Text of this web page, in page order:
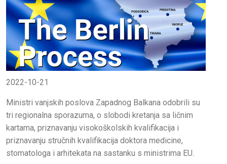
2022-10-21
Ministri vanjskih poslova Zapadnog Balkana odobrili su
tri regionalna sporazuma, o slobodi kretanja sa ličnim
kartama, priznavanju visokoškolskih kvalifikacija i
priznavanju stručnih kvalifikacija doktora medicine,
stomatologa i arhitekata na sastanku s ministrima EU.